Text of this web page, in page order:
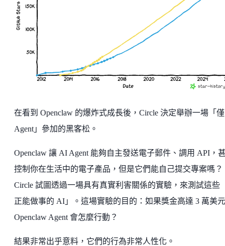
在看到 Openclaw 的爆炸式成長後，Circle 決定舉辦一場「
Agent」參加的黑客松。
Openclaw 讓 AI Agent 能夠自主發送電子郵件、調用 API，
控制你在生活中的電子產品，但是它們能自己提交專案嗎？
Circle 試圖透過一場具有真實利害關係的實驗，來測試這些
正能做事的 AI」。這場實驗的目的：如果獎金高達 3 萬美
Openclaw Agent 會怎麼行動？
結果非常出乎意料，它們的行為非常人性化。